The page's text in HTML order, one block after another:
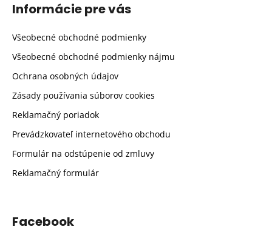
Informácie pre vás
Všeobecné obchodné podmienky
Všeobecné obchodné podmienky nájmu
Ochrana osobných údajov
Zásady používania súborov cookies
Reklamačný poriadok
Prevádzkovateľ internetového obchodu
Formulár na odstúpenie od zmluvy
Reklamačný formulár
Facebook